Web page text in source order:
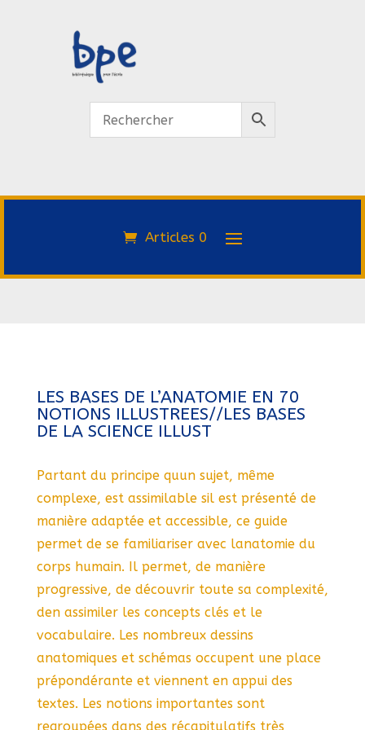
Articles 0
LES BASES DE L’ANATOMIE EN 70
NOTIONS ILLUSTREES//LES BASES
DE LA SCIENCE ILLUST
Partant du principe quun sujet, même
complexe, est assimilable sil est présenté de
manière adaptée et accessible, ce guide
permet de se familiariser avec lanatomie du
corps humain. Il permet, de manière
progressive, de découvrir toute sa complexité,
den assimiler les concepts clés et le
vocabulaire. Les nombreux dessins
anatomiques et schémas occupent une place
prépondérante et viennent en appui des
textes. Les notions importantes sont
regroupées dans des récapitulatifs très